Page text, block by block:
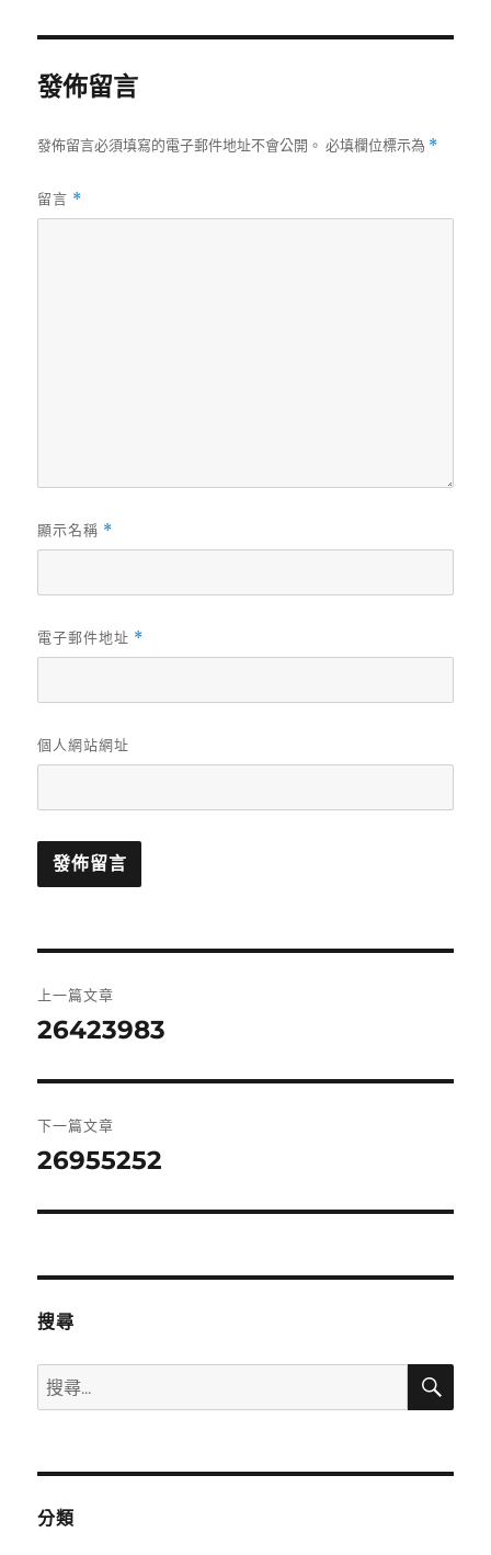
發佈留言
發佈留言必須填寫的電子郵件地址不會公開。 必填欄位標示為 *
留言 *
顯示名稱 *
電子郵件地址 *
個人網站網址
章
覽
上一篇文章
上
篇
文
章:
26423983
下一篇文章
下
篇
章:
26955252
搜尋
搜
尋
鍵
搜
分類